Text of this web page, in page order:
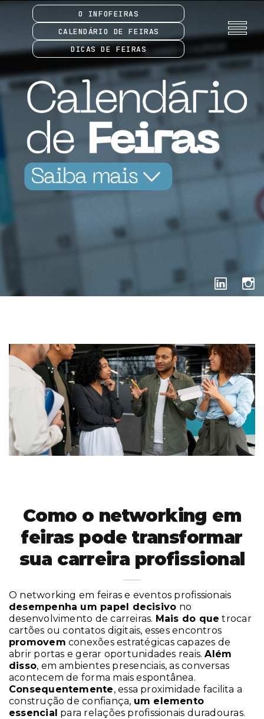
O INFOFEIRAS
CALENDÁRIO DE FEIRAS
DICAS DE FEIRAS
Como o networking em
feiras pode transformar
sua carreira profissional
O networking em feiras e eventos profissionais
desempenha um papel decisivo no
desenvolvimento de carreiras. Mais do que trocar
cartões ou contatos digitais, esses encontros
promovem conexões estratégicas capazes de
abrir portas e gerar oportunidades reais.Além
disso, em ambientes presenciais, as conversas
acontecem de forma mais espontânea.
Consequentemente, essa proximidade facilita a
construção de confiança, um elemento
essencial para relações profissionais duradouras.